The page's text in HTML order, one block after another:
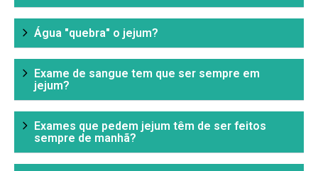
Água "quebra" o jejum?
Exame de sangue tem que ser sempre em
jejum?
Exames que pedem jejum têm de ser feitos
sempre de manhã?